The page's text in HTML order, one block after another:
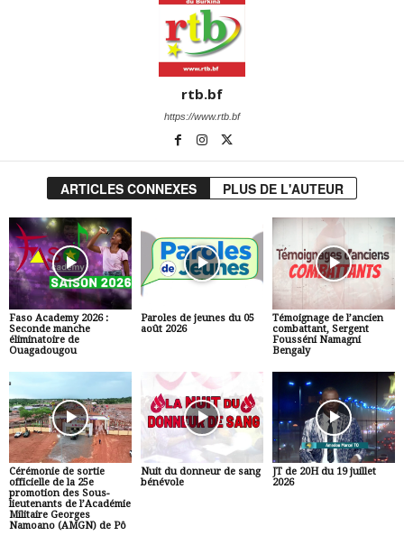
rtb.bf
https://www.rtb.bf
ARTICLES CONNEXES PLUS DE L'AUTEUR
Faso Academy 2026 :
Seconde manche
éliminatoire de
Ouagadougou
Paroles de jeunes du 05
août 2026
Témoignage de l’ancien
combattant, Sergent
Fousséni Namagni
Bengaly
Cérémonie de sortie
officielle de la 25e
promotion des Sous-
lieutenants de l’Académie
Militaire Georges
Namoano (AMGN) de Pô
Nuit du donneur de sang
bénévole
JT de 20H du 19 juillet
2026